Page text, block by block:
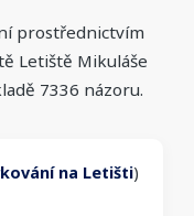
prostřednictvím
Letiště Mikuláše
7336 názoru.
na Letišti)